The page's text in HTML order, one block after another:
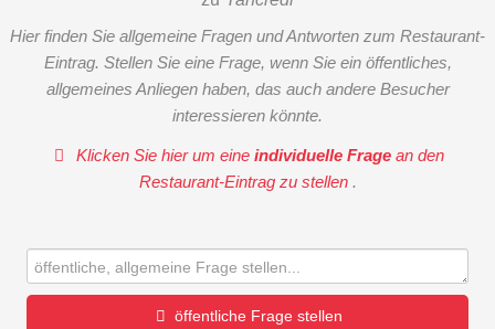
Hier finden Sie allgemeine Fragen und Antworten zum Restaurant-
Eintrag. Stellen Sie eine Frage, wenn Sie ein öffentliches,
allgemeines Anliegen haben, das auch andere Besucher
interessieren könnte.
Klicken Sie hier um eineindividuelle Frage an den
Restaurant-Eintrag zu stellen .
öffentliche Frage stellen